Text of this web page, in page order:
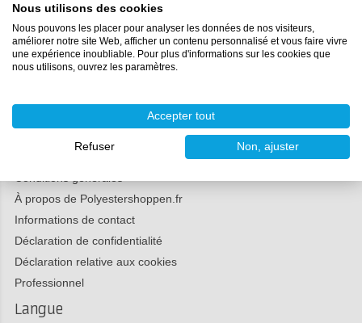
Retour
Payer
Réclamations
Polyestershoppen
À propos de Polyestershoppen.fr
Informations de contact
Déclaration de confidentialité
Déclaration relative aux cookies
Professionnel
Langue
Nous utilisons des cookies
Nous pouvons les placer pour analyser les données de nos visiteurs,
améliorer notre site Web, afficher un contenu personnalisé et vous faire vivre
une expérience inoubliable. Pour plus d'informations sur les cookies que
nous utilisons, ouvrez les paramètres.
Accepter tout
Refuser Non, ajuster